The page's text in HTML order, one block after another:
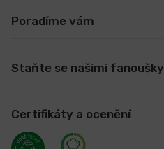
Poradíme vám
Staňte se našimi fanoušky
Certifikáty a ocenění